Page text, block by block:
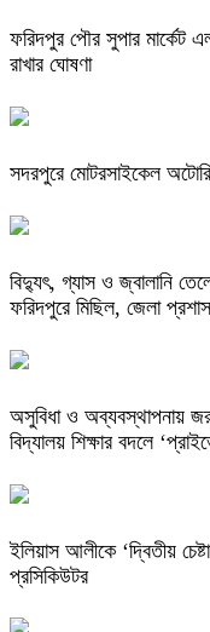
ফরিদপুর পৌর সুপার মার্কেট
রাখার ঘোষণা
সদরপুরে মোটরসাইকেল
বিদ্যুৎ, গ্যাস ও জ্বালানি
ফরিদপুরে মিছিল, জেলা
অসুবিধা ও অব্যবস্থাপনায়
বিদ্যালয় শিক্ষার বদলে
ইলিয়াস আলীকে ‘দ্বিতীয়
প্রসিকিউটর